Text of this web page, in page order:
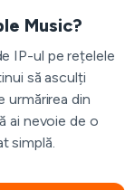
Music?
IP-ul pe rețelele
să asculți
urmărirea din
ai nevoie de o
simplă.